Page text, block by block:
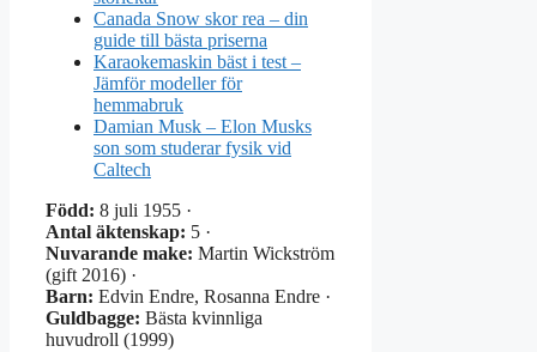
Canada Snow skor rea – din
guide till bästa priserna
Karaokemaskin bäst i test –
Jämför modeller för
hemmabruk
Damian Musk – Elon Musks
son som studerar fysik vid
Caltech
Född: 8 juli 1955 ·
Antal äktenskap: 5 ·
Nuvarande make: Martin Wickström
(gift 2016) ·
Barn: Edvin Endre, Rosanna Endre ·
Guldbagge: Bästa kvinnliga
huvudroll (1999)